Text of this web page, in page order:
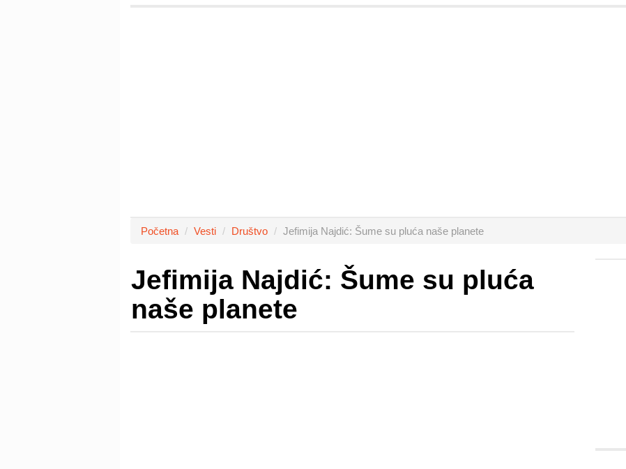
Početna Vesti Društvo Jefimija Najdić: Šume su pluća naše planete
Jefimija Najdić: Šume su pluća
naše planete